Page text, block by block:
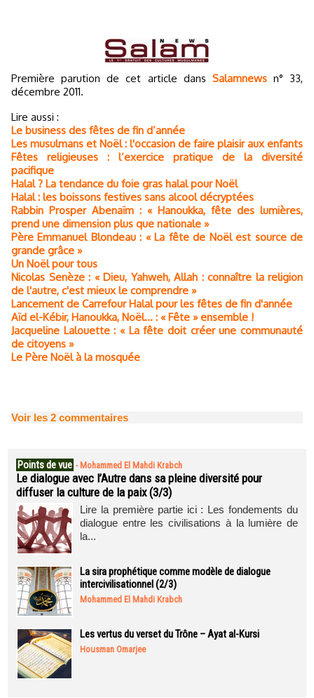
Première parution de cet article dans Salamnewsn° 33,
décembre 2011.
Lire aussi :
Le business des fêtes de fin d’année
Les musulmans et Noël : l'occasion de faire plaisir aux enfants
Fêtes religieuses : l’exercice pratique de la diversité
pacifique
Halal ? La tendance du foie gras halal pour Noël
Halal : les boissons festives sans alcool décryptées
Rabbin Prosper Abenaïm : « Hanoukka, fête des lumières,
prend une dimension plus que nationale »
Père Emmanuel Blondeau : « La fête de Noël est source de
grande grâce »
Un Noël pour tous
Nicolas Senèze : « Dieu, Yahweh, Allah : connaître la religion
de l'autre, c'est mieux le comprendre »
Lancement de Carrefour Halal pour les fêtes de fin d'année
Aïd el-Kébir, Hanoukka, Noël… : « Fête » ensemble !
Jacqueline Lalouette : « La fête doit créer une communauté
de citoyens »
Le Père Noël à la mosquée
Voir les 2 commentaires
Points de vue - Mohammed El Mahdi Krabch
Le dialogue avec l’Autre dans sa pleine diversité pour
diffuser la culture de la paix (3/3)
Lire la première partie ici : Les fondements du
dialogue entre les civilisations à la lumière de
la...
La sira prophétique comme modèle de dialogue
intercivilisationnel (2/3)
Mohammed El Mahdi Krabch
Les vertus du verset du Trône – Ayat al-Kursi
Housman Omarjee